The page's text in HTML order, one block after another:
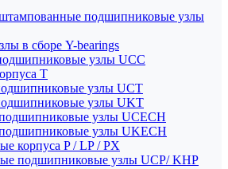
подшипниковые узлы
в сборе Y-bearings
узлы UCC
T
узлы UCT
узлы UKT
узлы UCECH
узлы UKECH
корпуса P / LP / PX
подшипниковые узлы UCP/ KHP